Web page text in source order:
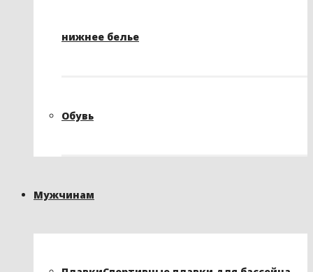
нижнее белье
Обувь
Мужчинам